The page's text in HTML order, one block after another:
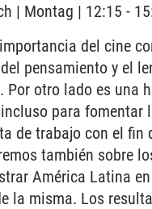
| Montag | 12:15 -
del cine
pensamiento y el
Por otro lado es una
para fomentar
de trabajo con el
también sobre
América Latina
la misma. Los